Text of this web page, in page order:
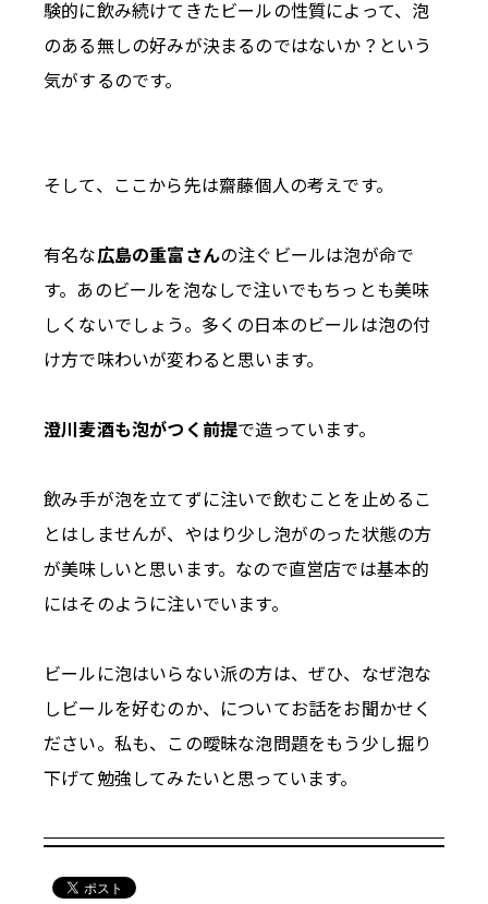
験的に飲み続けてきたビールの性質によって、泡
のある無しの好みが決まるのではないか？という
気がするのです。
そして、ここから先は齋藤個人の考えです。
有名な広島の重富さんの注ぐビールは泡が命で
す。あのビールを泡なしで注いでもちっとも美味
しくないでしょう。多くの日本のビールは泡の付
け方で味わいが変わると思います。
澄川麦酒も泡がつく前提で造っています。
飲み手が泡を立てずに注いで飲むことを止めるこ
とはしませんが、やはり少し泡がのった状態の方
が美味しいと思います。なので直営店では基本的
にはそのように注いでいます。
ビールに泡はいらない派の方は、ぜひ、なぜ泡な
しビールを好むのか、についてお話をお聞かせく
ださい。私も、この曖昧な泡問題をもう少し掘り
下げて勉強してみたいと思っています。